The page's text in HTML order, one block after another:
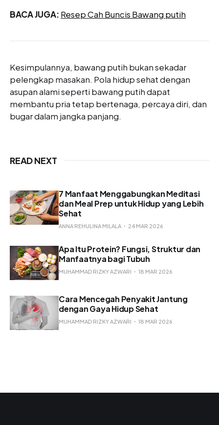
BACA JUGA: Resep Cah Buncis Bawang putih
Kesimpulannya, bawang putih bukan sekadar
pelengkap masakan. Pola hidup sehat dengan
asupan alami seperti bawang putih dapat
membantu pria tetap bertenaga, percaya diri, dan
bugar dalam jangka panjang.
READ NEXT
7 Manfaat Menggabungkan Meditasi
dan Meal Prep untuk Hidup yang Lebih
Sehat
ANNA REHULINA MILALA 24 MAR 2026
Apa Itu Protein? Fungsi, Struktur dan
Manfaatnya bagi Tubuh
MUHAMMAD RIZKY AZWARI 18 MAR 2026
Cara Mencegah Penyakit Jantung
dengan Gaya Hidup Sehat
MUHAMMAD RIZKY AZWARI 18 MAR 2026